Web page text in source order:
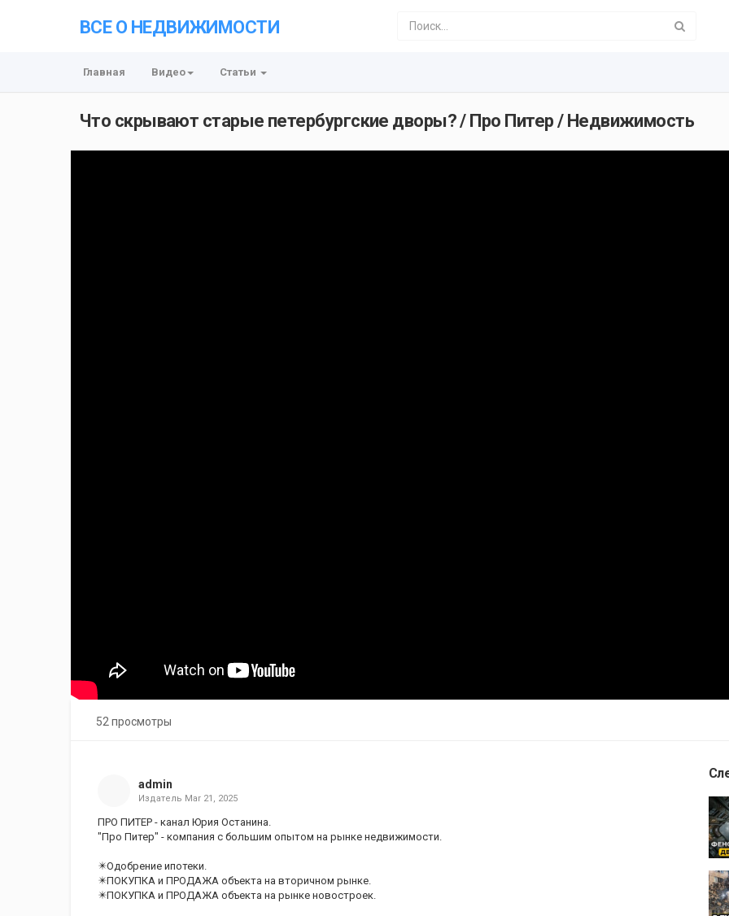
ВСЕ О НЕДВИЖИМОСТИ
Главная Видео Статьи
Что скрывают старые петербургские дворы? / Про Питер / Недвижимость
52 просмотры
admin
Издатель Mar 21, 2025
ПРО ПИТЕР - канал Юрия Останина.
"Про Питер" - компания с большим опытом на рынке недвижимости.
✴️Одобрение ипотеки.
✴️ПОКУПКА и ПРОДАЖА объекта на вторичном рынке.
✴️ПОКУПКА и ПРОДАЖА объекта на рынке новостроек.